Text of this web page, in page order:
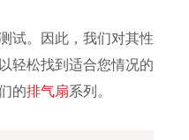
试。因此，我们对其性
轻松找到适合您情况的
的排气扇系列。